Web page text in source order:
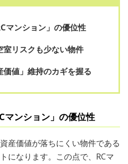
マンション」の優位性
リスクも少ない物件
値」維持のカギを握る
マンション」の優位性
産価値が落ちにくい物件である
になります。この点で、RCマ